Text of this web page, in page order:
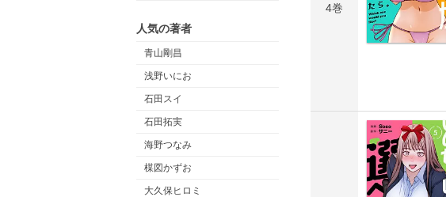
人気の著者
青山剛昌
浅野いにお
石田スイ
石田拓実
海野つなみ
楳図かずお
大久保ヒロミ
4巻